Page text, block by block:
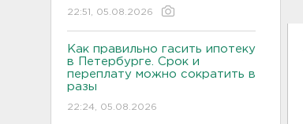
22:51, 05.08.2026
Как правильно гасить ипотеку
в Петербурге. Срок и
переплату можно сократить в
разы
22:24, 05.08.2026